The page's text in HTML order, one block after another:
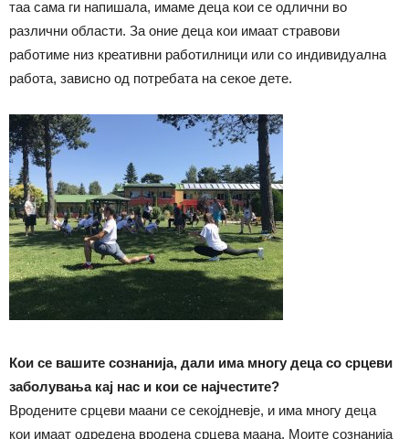
таа сама ги напишала, имаме деца кои се одлични во
различни области. За оние деца кои имаат стравови
работиме низ креативни работилници или со индивидуална
работа, зависно од потребата на секое дете.
Кои се вашите сознанија, дали има многу деца со срцеви
заболувања кај нас и кои се најчестите?
Вродените срцеви маани се секојдневје, и има многу деца
кои имаат одредена вродена срцева маана. Моите сознанија